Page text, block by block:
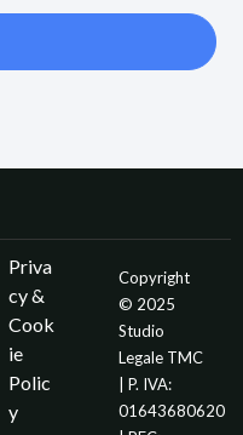
Priva
cy &
Cook
ie
Polic
y
Copyright
© 2025
Studio
Legale TMC
| P. IVA:
01643680620